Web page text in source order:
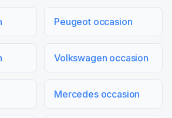
Peugeot occasion
Volkswagen occasion
Mercedes occasion